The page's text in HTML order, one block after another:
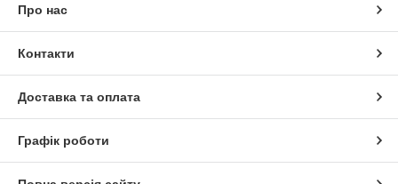
Про нас
Контакти
Доставка та оплата
Графік роботи